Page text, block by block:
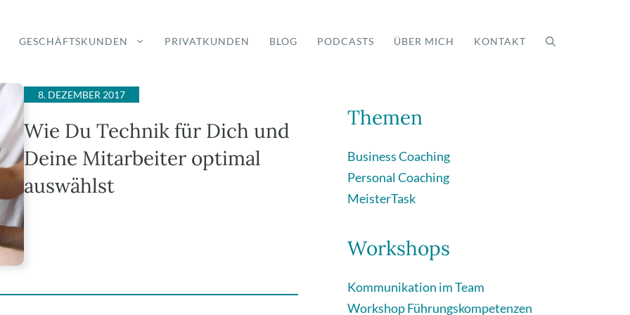
GESCHÄFTSKUNDEN PRIVATKUNDEN BLOG PODCASTS ÜBER MICH KONTAKT
8. DEZEMBER 2017
Wie Du Technik für Dich und
Deine Mitarbeiter optimal
auswählst
Themen
Business Coaching
Personal Coaching
MeisterTask
Workshops
Kommunikation im Team
Workshop Führungskompetenzen